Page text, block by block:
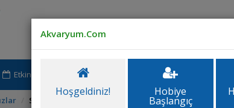
Etkinlik-Paylaşım İlanlar
Sarı Ateş Karideslerin Üremesi Neden Durur?
Akvaryum.Com
Hoşgeldiniz! Hobiye
Başlangıç